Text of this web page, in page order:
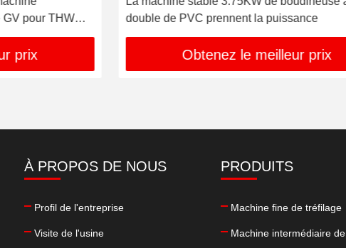
pour THW
prix
double de PVC prennent la puissance
Obtenez le meilleur prix
À PROPOS DE NOUS
Profil de l'entreprise
Visite de l'usine
PRODUITS
Machine fine de tréfilage
Machine intermédiaire